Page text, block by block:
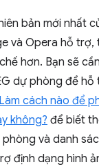
bản mới nhất
và Opera hỗ trợ,
hơn. Bạn sẽ
dự phòng để
Làm cách nào để
không? để biết
và danh
định dạng hình